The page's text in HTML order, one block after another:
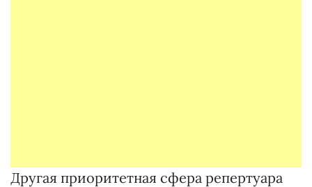
Другая приоритетная сфера репертуара